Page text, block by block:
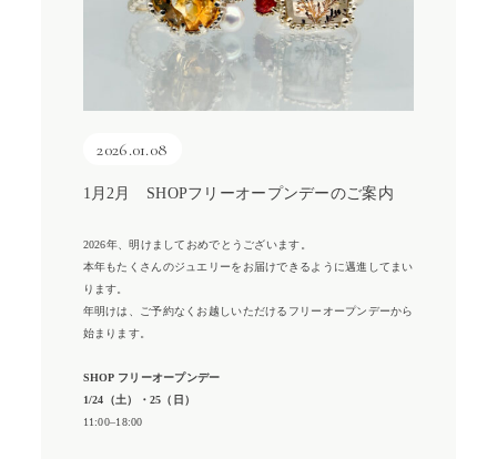
2026.01.08
1月2月 SHOPフリーオープンデーのご案内
2026年、明けましておめでとうございます。
本年もたくさんのジュエリーをお届けできるように邁進してまい
ります。
年明けは、ご予約なくお越しいただけるフリーオープンデーから
始まります。
SHOP フリーオープンデー
1/24（土）・25（日）
11:00–18:00